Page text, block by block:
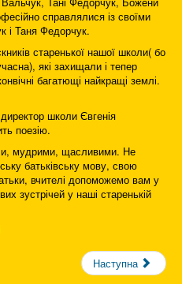
справлялися із своїми
і Таня Федорчук.
старенької нашої школи( бо
які захищали і тепер
багатющі найкращі землі.
школи Євгенія
поезію.
мудрими, щасливими. Не
батьківську мову, свою
вчителі допоможемо вам у
зустрічей у наші старенькій
Наступна